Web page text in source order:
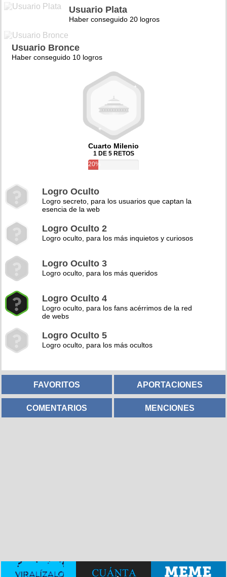
Usuario Plata
Haber conseguido 20 logros
Usuario Bronce
Haber conseguido 10 logros
Cuarto Milenio
1 DE 5 RETOS
20%
Logro Oculto
Logro secreto, para los usuarios que captan la
esencia de la web
Logro Oculto 2
Logro oculto, para los más inquietos y curiosos
Logro Oculto 3
Logro oculto, para los más queridos
Logro Oculto 4
Logro oculto, para los fans acérrimos de la red
de webs
Logro Oculto 5
Logro oculto, para los más ocultos
FAVORITOS APORTACIONES
COMENTARIOS MENCIONES